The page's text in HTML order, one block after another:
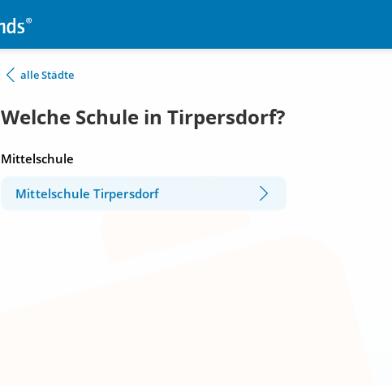
alle Städte
Welche Schule in Tirpersdorf?
Mittelschule
Mittelschule Tirpersdorf